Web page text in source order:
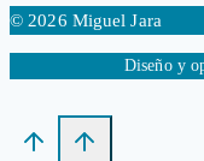
© 2026 Miguel Jara
Diseño y